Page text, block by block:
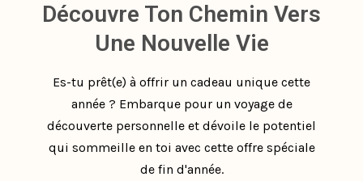
Découvre Ton Chemin Vers
Une Nouvelle Vie
Es-tu prêt(e) à offrir un cadeau unique cette
année ? Embarque pour un voyage de
découverte personnelle et dévoile le potentiel
qui sommeille en toi avec cette offre spéciale
de fin d'année.